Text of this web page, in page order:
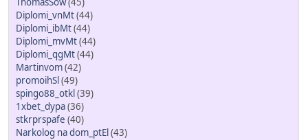
Diplomi_vnMt(44)
Diplomi_ibMt(44)
Diplomi_mvMt(44)
Diplomi_qgMt(44)
Martinvom(42)
promoihSl (49)
spingo88_otkl (39)
1xbet_dypa(36)
stkrprspafe (40)
Narkolog na dom_ptEl (43)